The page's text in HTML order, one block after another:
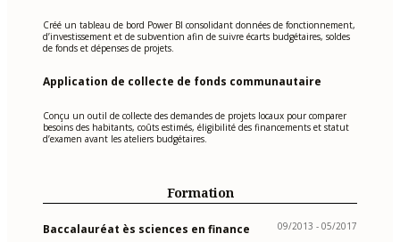
Créé un tableau de bord Power BI consolidant données de fonctionnement,
d’investissement et de subvention afin de suivre écarts budgétaires, soldes
de fonds et dépenses de projets.
Application de collecte de fonds communautaire
Conçu un outil de collecte des demandes de projets locaux pour comparer
besoins des habitants, coûts estimés, éligibilité des financements et statut
d’examen avant les ateliers budgétaires.
Formation
Baccalauréat ès sciences en finance 09/2013 - 05/2017